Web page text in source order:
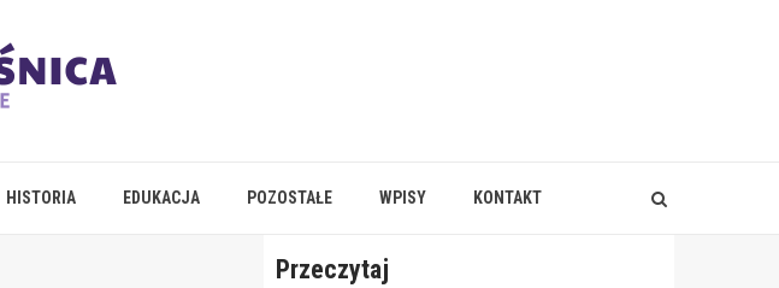
HISTORIA EDUKACJA POZOSTAŁE WPISY KONTAKT
Przeczytaj